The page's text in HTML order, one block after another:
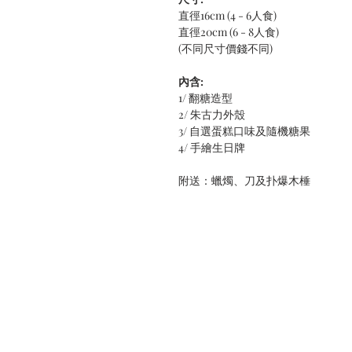
直徑16cm (4 - 6人食)
直徑20cm (6 - 8人食)
(不同尺寸價錢不同)
內含:
1/ 翻糖造型
2/ 朱古力外殼
3/ 自選蛋糕口味及隨機糖果
4/ 手繪生日牌
附送：蠟燭、刀及扑爆木棰